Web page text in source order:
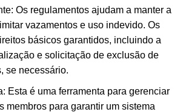
Os regulamentos ajudam a manter a
vazamentos e uso indevido. Os
básicos garantidos, incluindo a
e solicitação de exclusão de
se necessário.
Esta é uma ferramenta para gerenciar
membros para garantir um sistema